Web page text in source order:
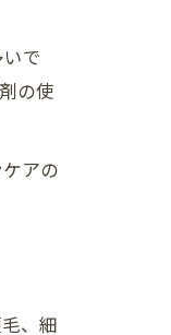
で
の使
アの
、細